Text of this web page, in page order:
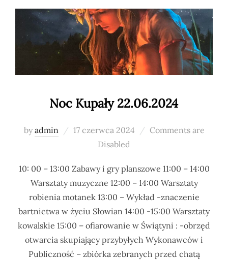
Noc Kupały 22.06.2024
byadmin
Posted
17 czerwca 2024
Comments are
Disabled
10: 00 – 13:00 Zabawy i gry planszowe 11:00 – 14:00
Warsztaty muzyczne 12:00 – 14:00 Warsztaty
robienia motanek 13:00 – Wykład -znaczenie
bartnictwa w życiu Słowian 14:00 -15:00 Warsztaty
kowalskie 15:00 – ofiarowanie w Świątyni : -obrzęd
otwarcia skupiający przybyłych Wykonawców i
Publiczność – zbiórka zebranych przed chatą